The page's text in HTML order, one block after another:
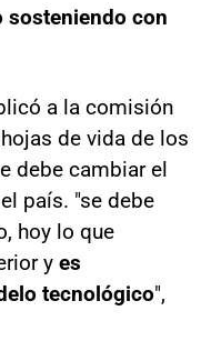
sosteniendo con
a la comisión
de vida de los
debe cambiar el
país. "se debe
hoy lo que
y es
tecnológico",